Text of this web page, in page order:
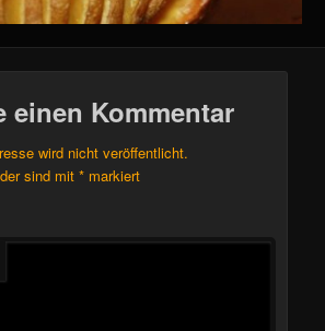
einen Kommentar
wird nicht veröffentlicht.
sind mit* markiert